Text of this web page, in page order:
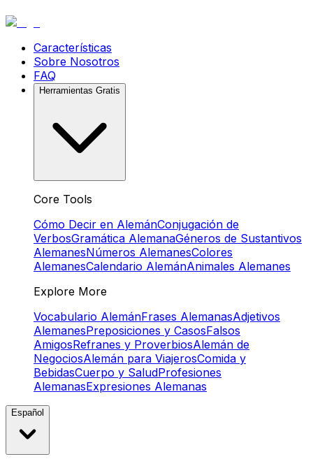
Características
Sobre Nosotros
FAQ
Herramientas Gratis
Core Tools
Cómo Decir en AlemánConjugación de
VerbosGramática AlemanaGéneros de Sustantivos
AlemanesNúmeros AlemanesColores
AlemanesCalendario AlemánAnimales Alemanes
Explore More
Vocabulario AlemánFrases AlemanasAdjetivos
AlemanesPreposiciones y CasosFalsos
AmigosRefranes y ProverbiosAlemán de
NegociosAlemán para ViajerosComida y
BebidasCuerpo y SaludProfesiones
AlemanasExpresiones Alemanas
Español